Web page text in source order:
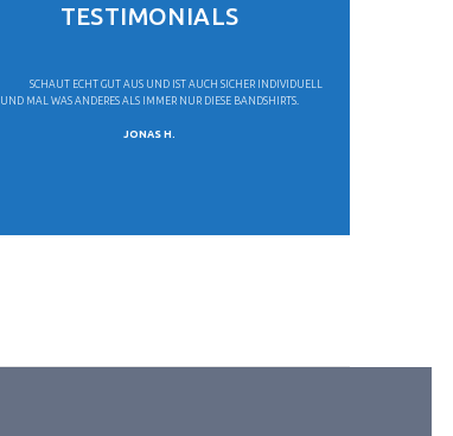
TESTIMONIALS
SCHAUT ECHT GUT AUS UND IST AUCH SICHER INDIVIDUELL
UND MAL WAS ANDERES ALS IMMER NUR DIESE BANDSHIRTS.
JONAS H.